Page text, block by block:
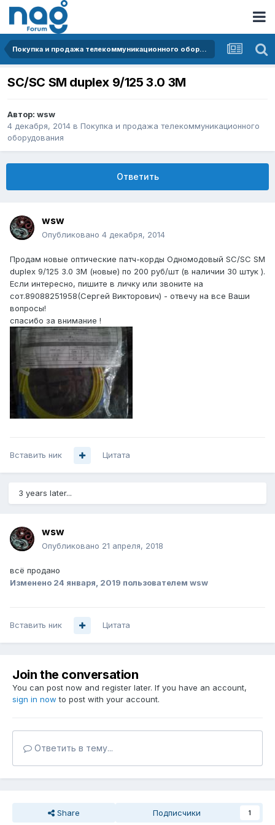
Покупка и продажа телекоммуникационного оборудования
SC/SC SM duplex 9/125 3.0 3M
Автор: wsw
4 декабря, 2014 в Покупка и продажа телекоммуникационного
оборудования
Ответить
wsw
Опубликовано 4 декабря, 2014
Продам новые оптические патч-корды Одномодовый SC/SC SM
duplex 9/125 3.0 3M (новые) по 200 руб/шт (в наличии 30 штук ).
Если интересно, пишите в личку или звоните на
сот.89088251958(Сергей Викторович) - отвечу на все Ваши
вопросы!
спасибо за внимание !
Вставить ник Цитата
3 years later...
wsw
Опубликовано 21 апреля, 2018
всё продано
Изменено 24 января, 2019 пользователем wsw
Вставить ник Цитата
Join the conversation
You can post now and register later. If you have an account,
sign in now to post with your account.
Ответить в тему...
Share Подписчики 1